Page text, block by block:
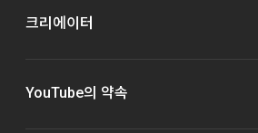
크리에이터
YouTube의 약속